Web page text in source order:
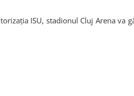
ISU, stadionul Cluj Arena va